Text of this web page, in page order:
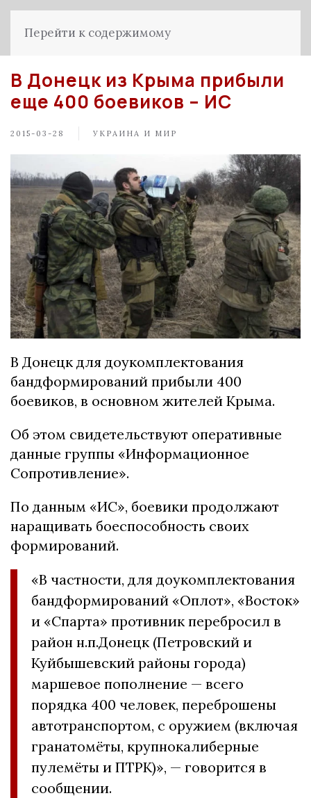
Перейти к содержимому
В Донецк из Крыма прибыли
еще 400 боевиков – ИС
2015-03-28 УКРАИНА И МИР
В Донецк для доукомплектования
бандформирований прибыли 400
боевиков, в основном жителей Крыма.
Об этом свидетельствуют оперативные
данные группы «Информационное
Сопротивление».
По данным «ИС», боевики продолжают
наращивать боеспособность своих
формирований.
«В частности, для доукомплектования
бандформирований «Оплот», «Восток»
и «Спарта» противник перебросил в
район н.п.Донецк (Петровский и
Куйбышевский районы города)
маршевое пополнение — всего
порядка 400 человек, переброшены
автотранспортом, с оружием (включая
гранатомёты, крупнокалиберные
пулемёты и ПТРК)», — говорится в
сообщении.